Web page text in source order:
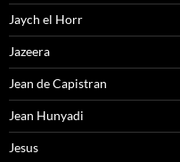
Jaych el Horr
Jazeera
Jean de Capistran
Jean Hunyadi
Jesus